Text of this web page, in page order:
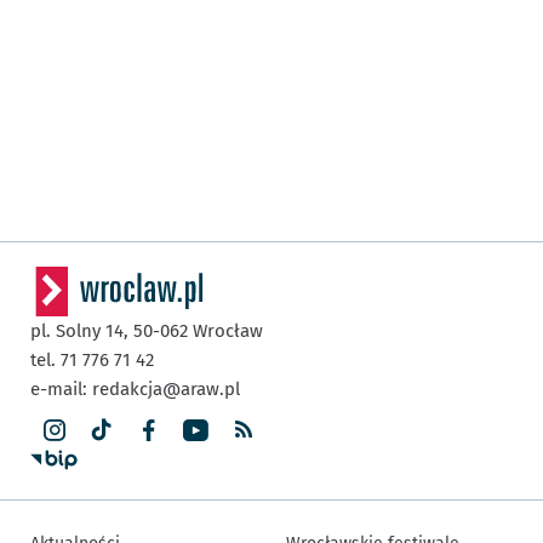
pl. Solny 14, 50-062 Wrocław
tel. 71 776 71 42
e-mail: redakcja@araw.pl